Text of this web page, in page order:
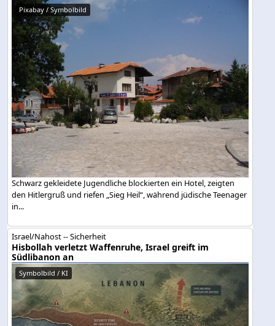
Pixabay / Symbolbild
Schwarz gekleidete Jugendliche blockierten ein Hotel, zeigten
den Hitlergruß und riefen „Sieg Heil“, während jüdische Teenager
in...
Israel/Nahost -- Sicherheit
Hisbollah verletzt Waffenruhe, Israel greift im
Südlibanon an
Symbolbild / KI